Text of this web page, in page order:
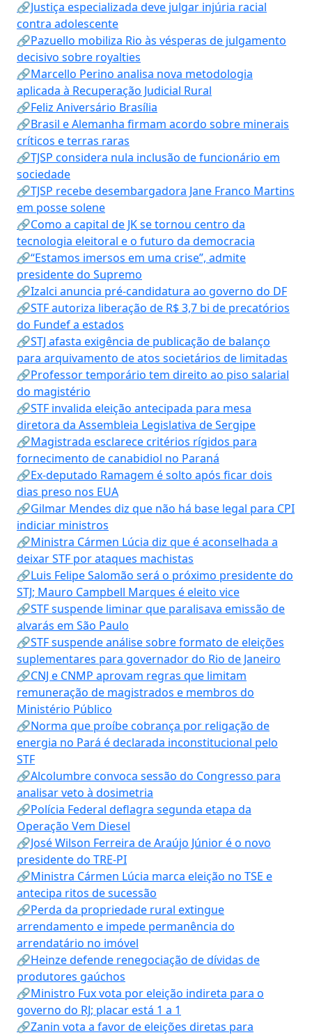
🔗Justiça especializada deve julgar injúria racial
contra adolescente
🔗Pazuello mobiliza Rio às vésperas de julgamento
decisivo sobre royalties
🔗Marcello Perino analisa nova metodologia
aplicada à Recuperação Judicial Rural
🔗Feliz Aniversário Brasília
🔗Brasil e Alemanha firmam acordo sobre minerais
críticos e terras raras
🔗TJSP considera nula inclusão de funcionário em
sociedade
🔗TJSP recebe desembargadora Jane Franco Martins
em posse solene
🔗Como a capital de JK se tornou centro da
tecnologia eleitoral e o futuro da democracia
🔗“Estamos imersos em uma crise”, admite
presidente do Supremo
🔗Izalci anuncia pré-candidatura ao governo do DF
🔗STF autoriza liberação de R$ 3,7 bi de precatórios
do Fundef a estados
🔗STJ afasta exigência de publicação de balanço
para arquivamento de atos societários de limitadas
🔗Professor temporário tem direito ao piso salarial
do magistério
🔗STF invalida eleição antecipada para mesa
diretora da Assembleia Legislativa de Sergipe
🔗Magistrada esclarece critérios rígidos para
fornecimento de canabidiol no Paraná
🔗Ex-deputado Ramagem é solto após ficar dois
dias preso nos EUA
🔗Gilmar Mendes diz que não há base legal para CPI
indiciar ministros
🔗Ministra Cármen Lúcia diz que é aconselhada a
deixar STF por ataques machistas
🔗Luis Felipe Salomão será o próximo presidente do
STJ; Mauro Campbell Marques é eleito vice
🔗STF suspende liminar que paralisava emissão de
alvarás em São Paulo
🔗STF suspende análise sobre formato de eleições
suplementares para governador do Rio de Janeiro
🔗CNJ e CNMP aprovam regras que limitam
remuneração de magistrados e membros do
Ministério Público
🔗Norma que proíbe cobrança por religação de
energia no Pará é declarada inconstitucional pelo
STF
🔗Alcolumbre convoca sessão do Congresso para
analisar veto à dosimetria
🔗Polícia Federal deflagra segunda etapa da
Operação Vem Diesel
🔗José Wilson Ferreira de Araújo Júnior é o novo
presidente do TRE-PI
🔗Ministra Cármen Lúcia marca eleição no TSE e
antecipa ritos de sucessão
🔗Perda da propriedade rural extingue
arrendamento e impede permanência do
arrendatário no imóvel
🔗Heinze defende renegociação de dívidas de
produtores gaúchos
🔗Ministro Fux vota por eleição indireta para o
governo do RJ; placar está 1 a 1
🔗Zanin vota a favor de eleições diretas para